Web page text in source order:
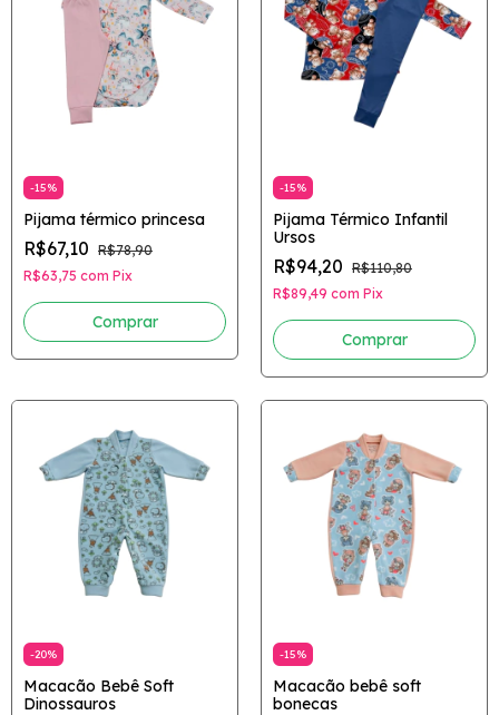
-15%
Pijama térmico princesa
R$67,10 R$78,90
R$63,75 com Pix
Comprar
-15%
Pijama Térmico Infantil
Ursos
R$94,20 R$110,80
R$89,49 com Pix
Comprar
-20%
Macacão Bebê Soft
Dinossauros
-15%
Macacão bebê soft
bonecas